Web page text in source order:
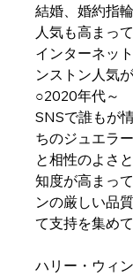
結婚、婚約指
人気も高まって
インターネッ
ンストン人気
○2020年代～
SNSで誰もが
ちのジュエラ
と相性のよさ
知度が高まっ
ンの厳しい品
て支持を集めて
ハリー・ウィ